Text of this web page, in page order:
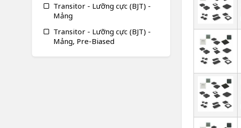
Transitor - Lưỡng cực (BJT) -
Mảng
Transitor - Lưỡng cực (BJT) -
Mảng, Pre-Biased